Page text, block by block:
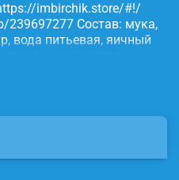
imbirchik.store/#!/
Состав: мука,
вода питьевая, яичный
пищевые красители.